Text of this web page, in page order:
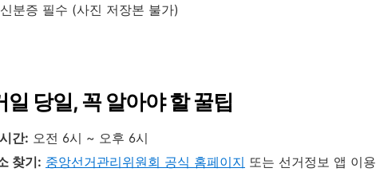
분증 필수 (사진 저장본 불가)
일 당일, 꼭 알아야 할 꿀팁
간: 오전 6시 ~ 오후 6시
찾기: 중앙선거관리위원회 공식 홈페이지 또는 선거정보 앱 이용